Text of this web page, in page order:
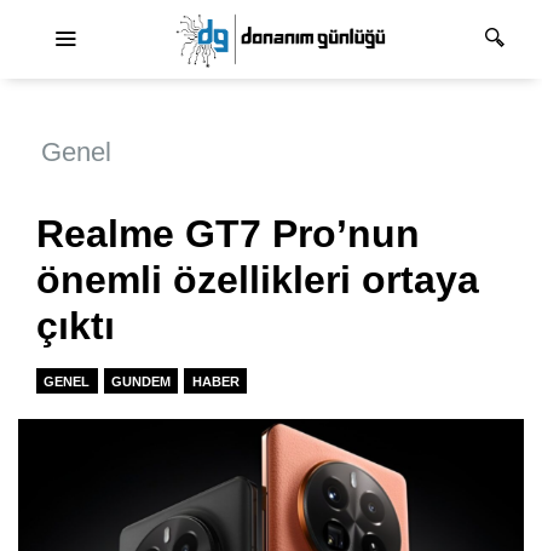
Genel
Realme GT7 Pro’nun
önemli özellikleri ortaya
çıktı
GENEL GUNDEM HABER